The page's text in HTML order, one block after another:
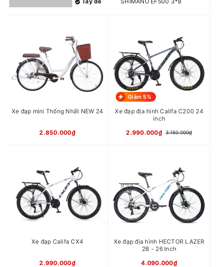
Đùi đĩa
SHIMANO TY301 3 tầng 24-
34-42T
Líp
SHIMANO CS-HG200 8 tầng
12-32T
Xích
FFC Z51
Trục cốt vuông bạc đạn
Phanh
Phanh đĩa cơ YINXING
Nhôm 2 lớp CALLI
1m60 - 1m80
Xe đạp mini Thống Nhất NEW 24
2.850.000₫
Giảm 5%
Xe đạp địa hình Califa C200 24
inch
2.990.000₫
3.150.000₫
Xe đạp Califa CX4
2.990.000₫
Xe đạp địa hình HECTOR LAZER
2B - 26 Inch
4.090.000₫